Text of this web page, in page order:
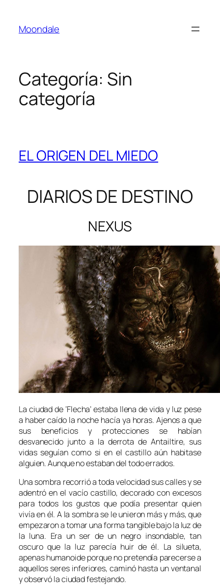
contenido
Moondale
Categoría: Sin
categoría
EL ORIGEN DEL MIEDO
DIARIOS DE DESTINO
NEXUS
La ciudad de ‘Flecha’ estaba llena de vida y luz pese
a haber caído la noche hacía ya horas. Ajenos a que
sus beneficios y protecciones se habían
desvanecido junto a la derrota de Antailtire, sus
vidas seguían como si en el castillo aún habitase
alguien. Aunque no estaban del todo errados.
Una sombra recorrió a toda velocidad sus calles y se
adentró en el vacío castillo, decorado con excesos
para todos los gustos que podía presentar quien
vivía en él. A la sombra se le unieron más y más, que
empezaron a tomar una forma tangible bajo la luz de
la luna. Era un ser de un negro insondable, tan
oscuro que la luz parecía huir de él. La silueta,
apenas humanoide porque no pretendía parecerse a
aquellos seres inferiores, caminó hasta un ventanal
y observó la ciudad festejando.